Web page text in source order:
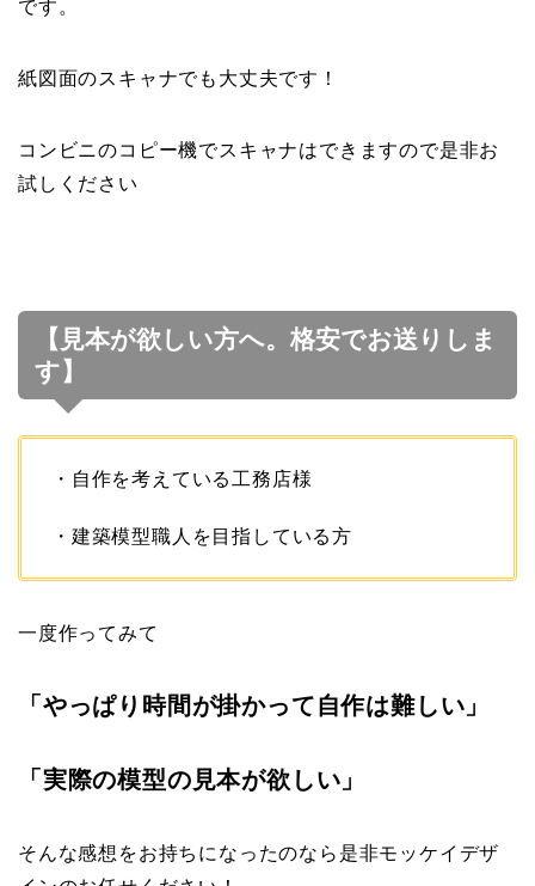
です。
紙図面のスキャナでも大丈夫です！
コンビニのコピー機でスキャナはできますので是非お
試しください
【見本が欲しい方へ。格安でお送りしま
す】
・自作を考えている工務店様
・建築模型職人を目指している方
一度作ってみて
「やっぱり時間が掛かって自作は難しい」
「実際の模型の見本が欲しい」
そんな感想をお持ちになったのなら是非モッケイデザ